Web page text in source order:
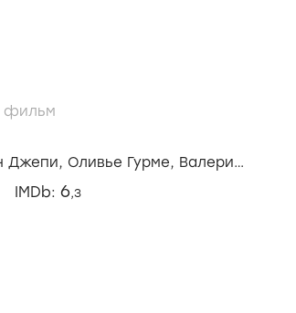
фильм
Джепи, Оливье Гурме, Валери
IMDb: 6,3